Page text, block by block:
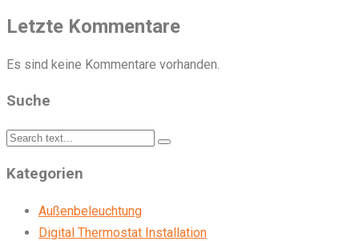
Letzte Kommentare
Es sind keine Kommentare vorhanden.
Suche
Kategorien
Außenbeleuchtung
Digital Thermostat Installation